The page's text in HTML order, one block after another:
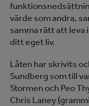
värde som andra,
samma rätt att leva
ditt eget liv.
Låten har skrivits
Sundberg som till
Stormen och Peo
Chris Laney